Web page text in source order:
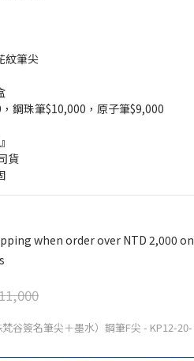
紋筆尖
鋼珠筆$10,000，原子筆$9,000
貨
when order over NTD 2,000 on
谷簽名筆尖＋墨水）鋼筆F尖 - KP12-20-